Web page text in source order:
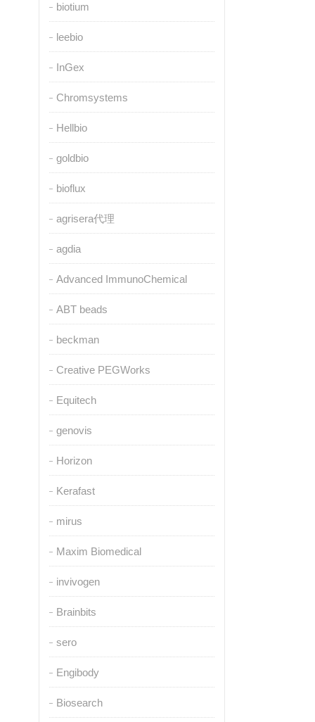
biotium
leebio
InGex
Chromsystems
Hellbio
goldbio
bioflux
agrisera代理
agdia
Advanced ImmunoChemical
ABT beads
beckman
Creative PEGWorks
Equitech
genovis
Horizon
Kerafast
mirus
Maxim Biomedical
invivogen
Brainbits
sero
Engibody
Biosearch